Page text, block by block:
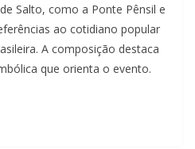
Salto, como a Ponte Pênsil e
ao cotidiano popular
A composição destaca
que orienta o evento.